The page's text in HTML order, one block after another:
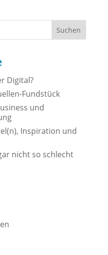
Suchen
Digital?
Fundstück
und
Inspiration und
nicht so schlecht